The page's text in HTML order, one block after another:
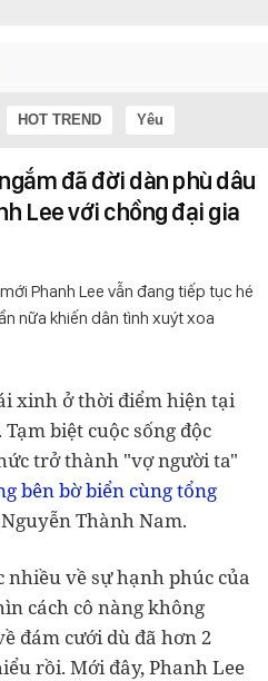
HOT TREND Yêu
đã đời dàn phù dâu
Lee với chồng đại gia
Phanh Lee vẫn đang tiếp tục hé
nữa khiến dân tình xuýt xoa
xinh ở thời điểm hiện tại
. Tạm biệt cuộc sống độc
trở thành "vợ người ta"
bên bờ biển cùng tổng
Thành Nam.
nhiều về sự hạnh phúc của
cách cô nàng không
đám cưới dù đã hơn 2
rồi. Mới đây, Phanh Lee